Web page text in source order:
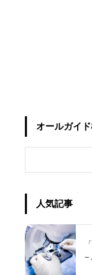
オールガイ
人気記事
–